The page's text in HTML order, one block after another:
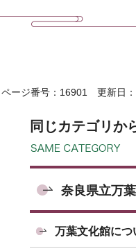
ページ番号：16901 更新日
同じカテゴリか
奈良県立万
万葉文化館につ